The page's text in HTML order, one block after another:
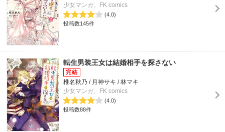
少女マンガ、FK comics
(4.0)
投稿数145件
転生男装王女は結婚相手を探さない
椎名秋乃 / 月神サキ / 林マキ
少女マンガ、FK comics
(4.0)
投稿数88件